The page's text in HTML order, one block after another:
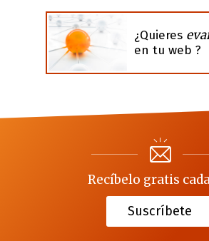
¿Quieres
en tu web ?
Recíbelo gratis
Suscríbete